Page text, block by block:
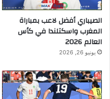
الصيباري أفضل لاعب بمباراة
المغرب واسكتلندا في كأس
العالم 2026
يونيو 26, 2026